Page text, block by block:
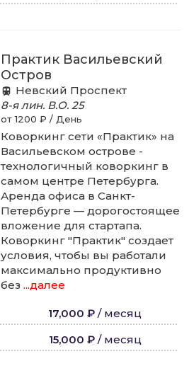
Практик Васильевский
Остров
Невский Проспект
8-я лин. В.О. 25
от 1200 ₽ / День
Коворкинг сети «Практик» на
Васильевском острове -
технологичный коворкинг в
самом центре Петербурга.
Аренда офиса в Санкт-
Петербурге — дорогостоящее
вложение для стартапа.
Коворкинг "Практик" создает
условия, чтобы вы работали
максимально продуктивно
без ...далее
17,000 ₽ / месяц
15,000 ₽ / месяц